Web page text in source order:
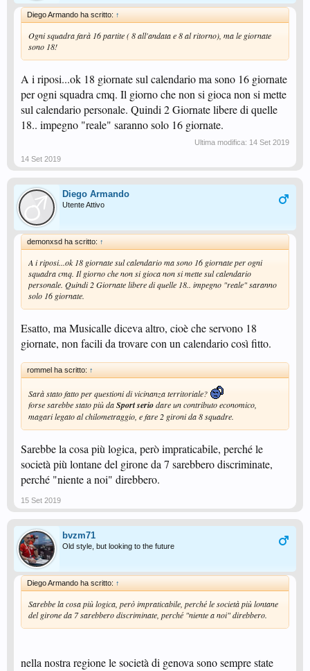
Diego Armando ha scritto: ↑
Ogni squadra farà 16 partite ( 8 all'andata e 8 al ritorno), ma le giornate
sono 18!
A i riposi...ok 18 giornate sul calendario ma sono 16 giornate
per ogni squadra cmq. Il giorno che non si gioca non si mette
sul calendario personale. Quindi 2 Giornate libere di quelle
18.. impegno "reale" saranno solo 16 giornate.
Ultima modifica: 14 Set 2019
14 Set 2019
Diego Armando
Utente Attivo
demonxsd ha scritto: ↑
A i riposi...ok 18 giornate sul calendario ma sono 16 giornate per ogni
squadra cmq. Il giorno che non si gioca non si mette sul calendario
personale. Quindi 2 Giornate libere di quelle 18.. impegno "reale" saranno
solo 16 giornate.
Esatto, ma Musicalle diceva altro, cioè che servono 18
giornate, non facili da trovare con un calendario così fitto.
rommel ha scritto: ↑
Sarà stato fatto per questioni di vicinanza territoriale?
forse sarebbe stato più daSport seriodare un contributo economico,
magari legato al chilometraggio, e fare 2 gironi da 8 squadre.
Sarebbe la cosa più logica, però impraticabile, perché le
società più lontane del girone da 7 sarebbero discriminate,
perché "niente a noi" direbbero.
15 Set 2019
bvzm71
Old style, but looking to the future
Diego Armando ha scritto: ↑
Sarebbe la cosa più logica, però impraticabile, perché le società più lontane
del girone da 7 sarebbero discriminate, perché "niente a noi" direbbero.
nella nostra regione le società di genova sono sempre state